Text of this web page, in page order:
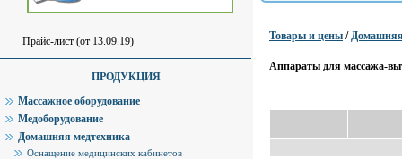
Прайс-лист (от 13.09.19)
ПРОДУКЦИЯ
Массажное оборудование
Медоборудование
Домашняя медтехника
Оснащение медицинских кабинетов
Товары и цены /
Аппараты для массажа-